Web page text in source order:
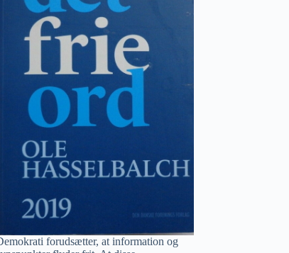
forudsætter, at information og